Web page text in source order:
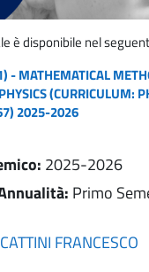
è disponibile nel
- MATHEMATICAL
(CURRICULUM:
2025-2026
: 2025-2026
: Primo
FRANCESCO